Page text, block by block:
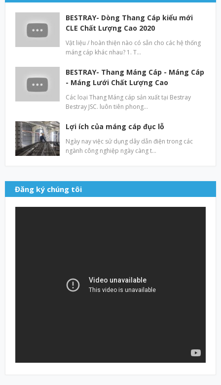
BESTRAY- Dòng Thang Cáp kiểu mới
CLE Chất Lượng Cao 2020
Vật liệu / hoàn thiện nào có sẵn cho các hệ thống
máng cáp khác nhau? 1. T…
BESTRAY- Thang Máng Cáp - Máng Cáp
- Máng Lưới Chất Lượng Cao
Các loại Thang Máng cáp sản xuất tại Bestray
Bestray JSC. luôn tiên phong…
Lợi ích của máng cáp đục lỗ
Ngày nay việc sử dụng dây dẫn điện trong các
ngành công nghiệp ngày càng t…
Đăng ký chúng tôi